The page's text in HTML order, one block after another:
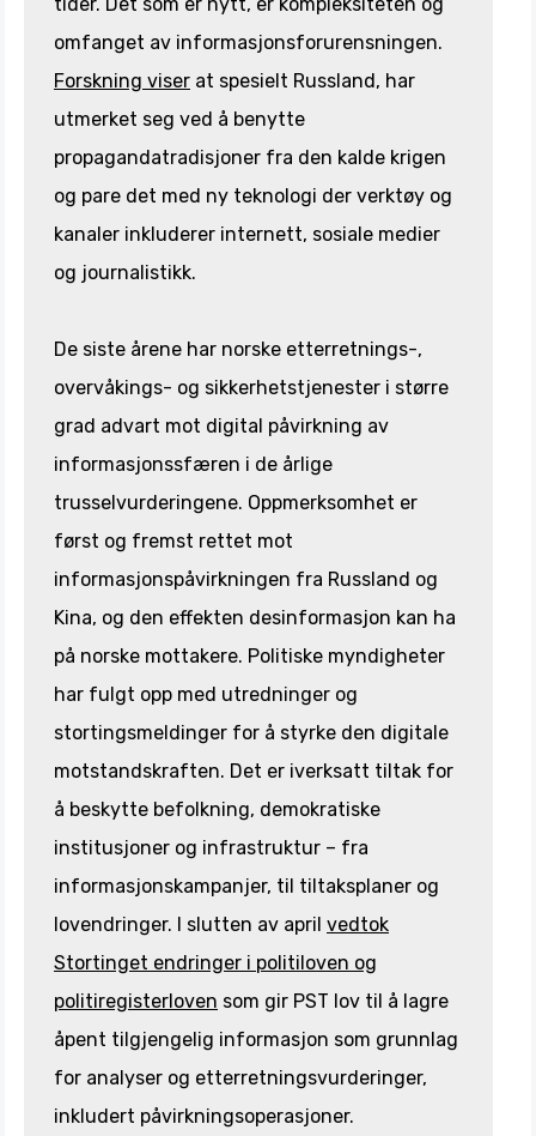
omfanget av informasjonsforurensningen.
Forskning viser at spesielt Russland, har
utmerket seg ved å benytte
propagandatradisjoner fra den kalde krigen
og pare det med ny teknologi der verktøy og
kanaler inkluderer internett, sosiale medier
og journalistikk.
De siste årene har norske etterretnings-,
overvåkings- og sikkerhetstjenester i større
grad advart mot digital påvirkning av
informasjonssfæren i de årlige
trusselvurderingene. Oppmerksomhet er
først og fremst rettet mot
informasjonspåvirkningen fra Russland og
Kina, og den effekten desinformasjon kan ha
på norske mottakere. Politiske myndigheter
har fulgt opp med utredninger og
stortingsmeldinger for å styrke den digitale
motstandskraften. Det er iverksatt tiltak for
å beskytte befolkning, demokratiske
institusjoner og infrastruktur – fra
informasjonskampanjer, til tiltaksplaner og
lovendringer. I slutten av april vedtok
Stortinget endringer i politiloven og
politiregisterloven som gir PST lov til å lagre
åpent tilgjengelig informasjon som grunnlag
for analyser og etterretningsvurderinger,
inkludert påvirkningsoperasjoner.